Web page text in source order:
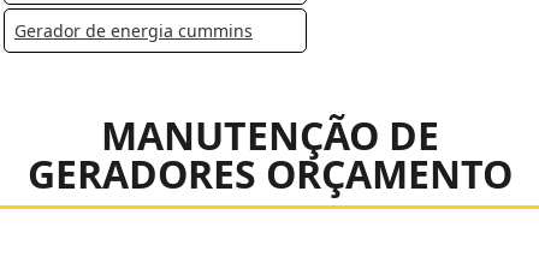
Gerador de energia cummins
MANUTENÇÃO DE
GERADORES ORÇAMENTO